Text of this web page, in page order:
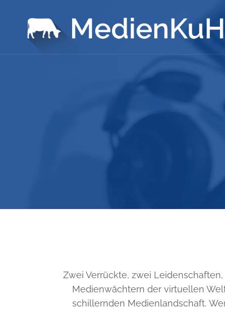
Zwei Verrückte, zwei Leidenschaften,
Medienwächtern der virtuellen
schillernden Medienlandschaft.